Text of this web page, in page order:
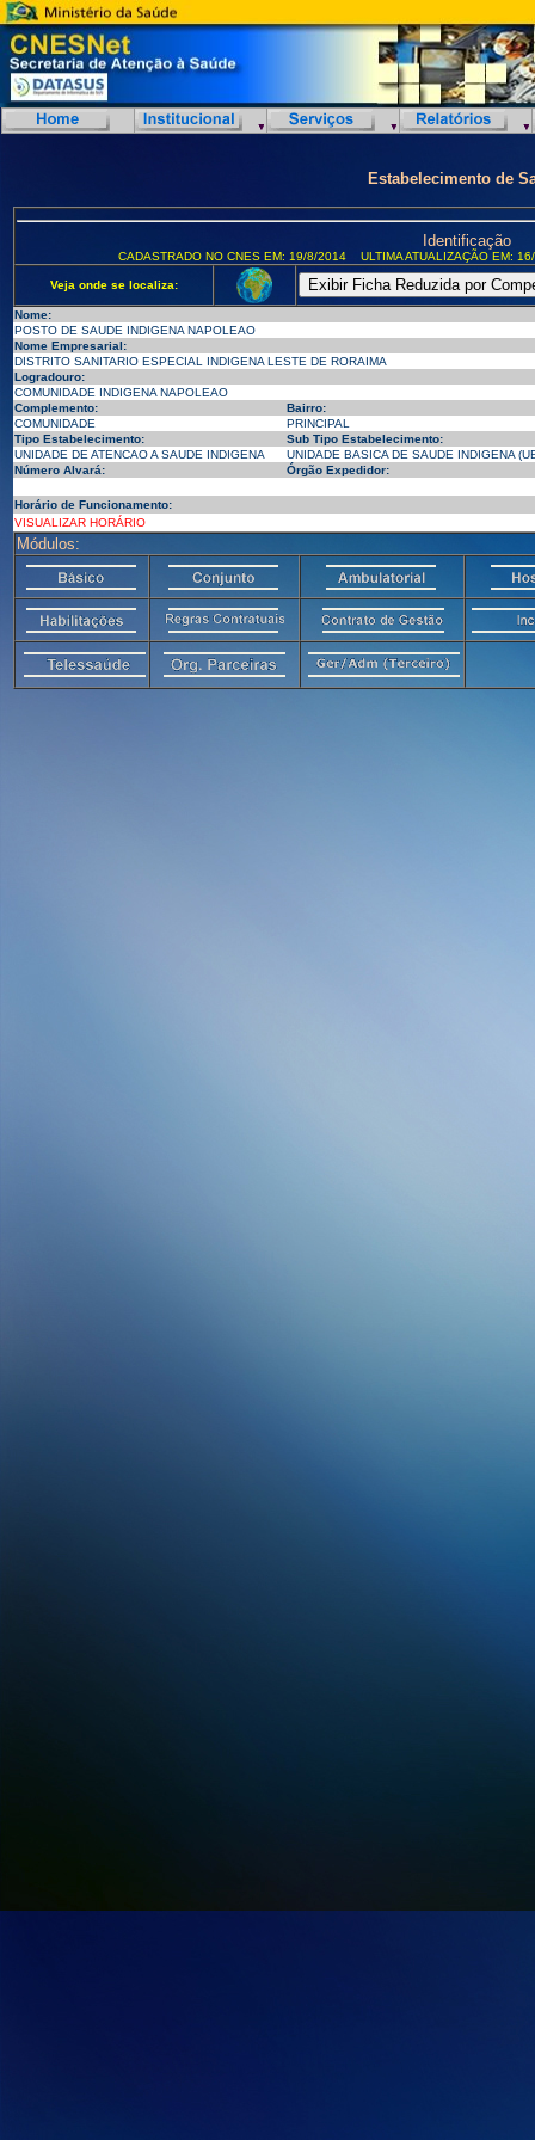
Estabelecimento de
Identificação
CADASTRADO NO CNES EM: 19/8/2014 ULTIMA ATUALIZAÇÃO EM:
Veja onde se localiza:
Nome:
POSTO DE SAUDE INDIGENA NAPOLEAO
Nome Empresarial:
DISTRITO SANITARIO ESPECIAL INDIGENA LESTE DE RORAIMA
Logradouro:
COMUNIDADE INDIGENA NAPOLEAO
Complemento:
Bairro:
COMUNIDADE
PRINCIPAL
Tipo Estabelecimento:
Sub Tipo Estabelecimento:
UNIDADE DE ATENCAO A SAUDE INDIGENA
UNIDADE BASICA DE SAUDE INDIGENA
Número Alvará:
Órgão Expedidor:
Horário de Funcionamento:
VISUALIZAR HORÁRIO
Módulos: